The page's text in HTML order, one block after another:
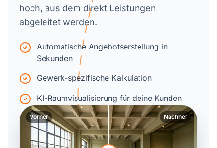
hoch, aus dem direkt Leistungen
abgeleitet werden.
Automatische Angebotserstellung in
Sekunden
Gewerk-spezifische Kalkulation
KI-Raumvisualisierung für deine Kunden
Vorher Nachher